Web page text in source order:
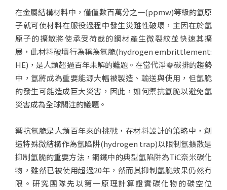
在金屬結構材料中，僅僅數百萬分之一(ppmw)等級的氫原
子就可使材料在服役過程中發生災難性破壞，主因在於氫
原子的擴散將使承受荷載的鋼材產生微裂紋並快速其擴
展，此材料破壞行為稱為氫脆(hydrogen embrittlement:
HE)，是人類超過百年未解的難題。在當代淨零碳排的趨勢
中，氫將成為重要能源大幅被製造、輸送與使用，但氫脆
的發生可能造成巨大災害，因此，如何禦抗氫脆以避免氫
災害成為全球關注的議題。
禦抗氫脆是人類百年來的挑戰，在材料設計的策略中，創
造特殊微結構作為氫陷阱(hydrogen trap)以限制氫擴散是
抑制氫脆的重要方法，鋼鐵中的典型氫陷阱為TiC奈米碳化
物，雖然已被使用超過20年，然而其抑制氫脆效果仍然有
限。研究團隊先以第一原理計算證實碳化物的碳空位